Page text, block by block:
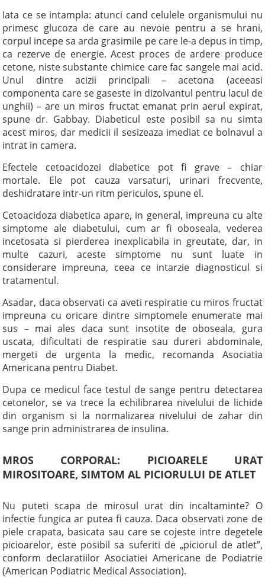
Iata ce se intampla: atunci cand celulele organismului nu
primesc glucoza de care au nevoie pentru a se hrani,
corpul incepe sa arda grasimile pe care le-a depus in timp,
ca rezerve de energie. Acest proces de ardere produce
cetone, niste substante chimice care fac sangele mai acid.
Unul dintre acizii principali – acetona (aceeasi
componenta care se gaseste in dizolvantul pentru lacul de
unghii) – are un miros fructat emanat prin aerul expirat,
spune dr. Gabbay. Diabeticul este posibil sa nu simta
acest miros, dar medicii il sesizeaza imediat ce bolnavul a
intrat in camera.
Efectele cetoacidozei diabetice pot fi grave – chiar
mortale. Ele pot cauza varsaturi, urinari frecvente,
deshidratare intr-un ritm periculos, spune el.
Cetoacidoza diabetica apare, in general, impreuna cu alte
simptome ale diabetului, cum ar fi oboseala, vederea
incetosata si pierderea inexplicabila in greutate, dar, in
multe cazuri, aceste simptome nu sunt luate in
considerare impreuna, ceea ce intarzie diagnosticul si
tratamentul.
Asadar, daca observati ca aveti respiratie cu miros fructat
impreuna cu oricare dintre simptomele enumerate mai
sus – mai ales daca sunt insotite de oboseala, gura
uscata, dificultati de respiratie sau dureri abdominale,
mergeti de urgenta la medic, recomanda Asociatia
Americana pentru Diabet.
Dupa ce medicul face testul de sange pentru detectarea
cetonelor, se va trece la echilibrarea nivelului de lichide
din organism si la normalizarea nivelului de zahar din
sange prin administrarea de insulina.
MROS CORPORAL: PICIOARELE URAT
MIROSITOARE, SIMTOM AL PICIORULUI DE ATLET
Nu puteti scapa de mirosul urat din incaltaminte? O
infectie fungica ar putea fi cauza. Daca observati zone de
piele crapata, basicata sau care se cojeste intre degetele
picioarelor, este posibil sa suferiti de „piciorul de atlet”,
conform declaratiilor Asociatiei Americane de Podiatrie
(American Podiatric Medical Association).